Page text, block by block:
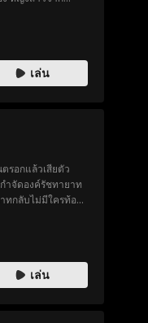
เล่น
รอกแล้วเสียตัว
ำจัดองค์รัชทายาท
ทกลับไม่มีใครท้อง
เล่น